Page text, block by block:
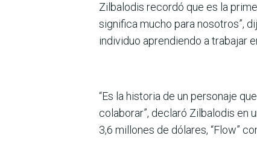
Zilbalodis recordó que es la
significa mucho para nosotros”,
individuo aprendiendo a trabajar
“Es la historia de un personaje
colaborar”, declaró Zilbalodis en
3,6 millones de dólares, “Flow”